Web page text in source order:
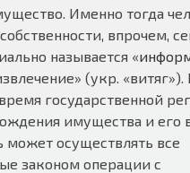
Именно тогда
впрочем,
называется «
(укр. «витяг»).
государственной
имущества и его
может осуществлять все
законом операции с